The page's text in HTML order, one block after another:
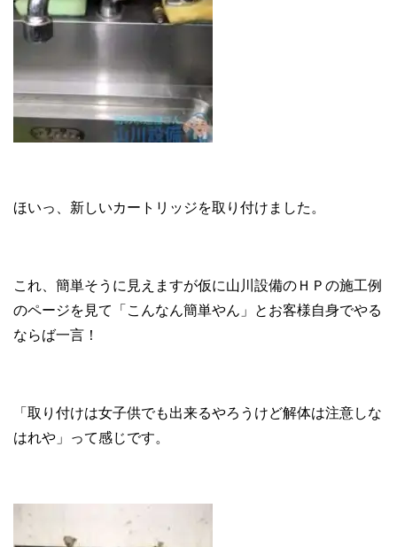
ほいっ、新しいカートリッジを取り付けました。
これ、簡単そうに見えますが仮に山川設備のＨＰの施工例
のページを見て「こんなん簡単やん」とお客様自身でやる
ならば一言！
「取り付けは女子供でも出来るやろうけど解体は注意しな
はれや」って感じです。